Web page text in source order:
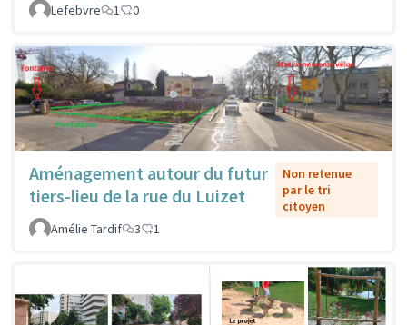
Lefebvre
1 0
Aménagement autour du futur
tiers-lieu de la rue du Luizet
Non retenue
par le tri
citoyen
Amélie Tardif
3 1